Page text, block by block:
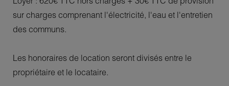
sur charges comprenant l'électricité, l'eau et l'entretien
des communs.
Les honoraires de location seront divisés entre le
propriétaire et le locataire.